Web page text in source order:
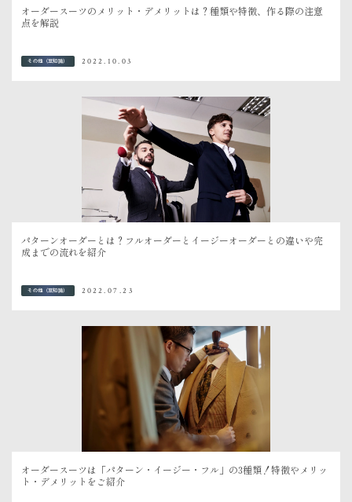
オーダースーツのメリット・デメリットは？種類や特徴、作る際の注意
点を解説
その他（豆知識） 2022.10.03
パターンオーダーとは？フルオーダーとイージーオーダーとの違いや完
成までの流れを紹介
その他（豆知識） 2022.07.23
オーダースーツは「パターン・イージー・フル」の3種類！特徴やメリッ
ト・デメリットをご紹介